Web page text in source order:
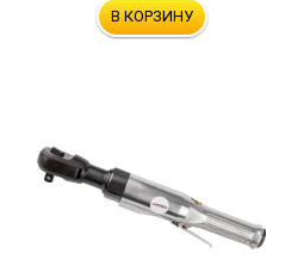
В КОРЗИНУ